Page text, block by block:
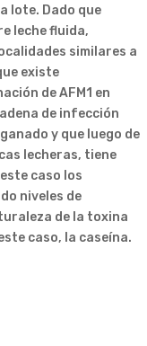
lote. Dado que
leche fluida,
similares a
existe
de AFM1 en
de infección
y que luego de
lecheras, tiene
caso los
niveles de
de la toxina
caso, la caseína.